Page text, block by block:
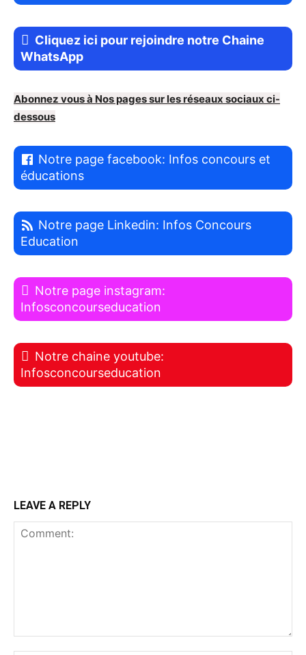
Cliquez ici pour rejoindre notre Chaine
WhatsApp
Abonnez vous à Nos pages sur les réseaux sociaux ci-
dessous
Notre page facebook: Infos concours et
éducations
Notre page Linkedin: Infos Concours
Education
Notre page instagram:
Infosconcourseducation
Notre chaine youtube:
Infosconcourseducation
LEAVE A REPLY